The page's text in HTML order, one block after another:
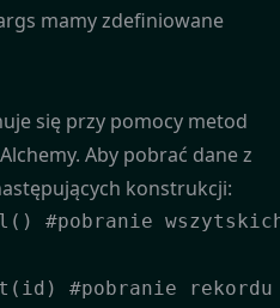
mamy zdefiniowane
się przy pomocy metod
Aby pobrać dane z
konstrukcji:
#pobranie
#pobranie rekordu